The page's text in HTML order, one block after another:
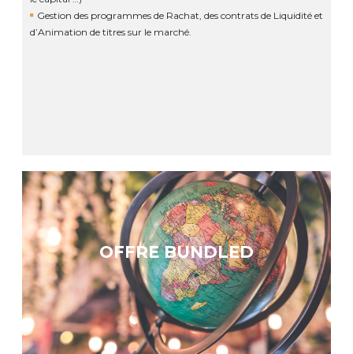
Gestion des programmes de Rachat, des contrats de Liquidité et
d’Animation de titres sur le marché.
OFFRE BUNDLED